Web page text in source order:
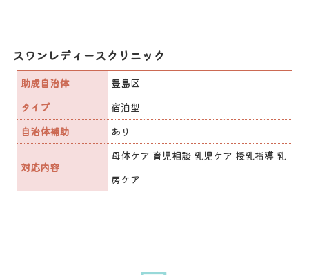
スワンレディースクリニック
助成自治体
豊島区
タイプ
宿泊型
自治体補助
あり
対応内容
母体ケア 育児相談 乳児ケア 授乳指導 乳
房ケア